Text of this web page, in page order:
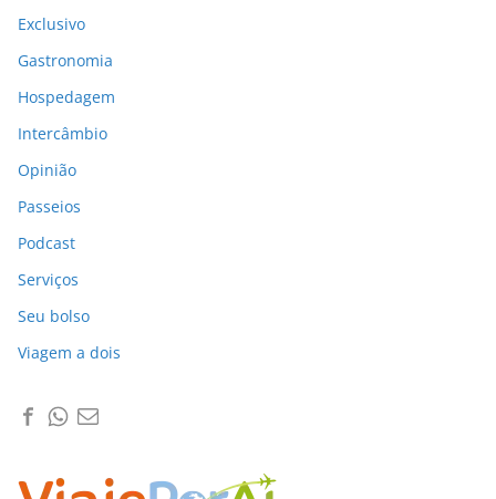
Exclusivo
Gastronomia
Hospedagem
Intercâmbio
Opinião
Passeios
Podcast
Serviços
Seu bolso
Viagem a dois